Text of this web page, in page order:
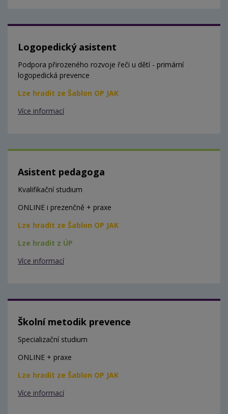
Logopedický asistent
Podpora přirozeného rozvoje řeči u dětí - primární
logopedická prevence
Lze hradit ze Šablon OP JAK
Více informací
Asistent pedagoga
Kvalifikační studium
ONLINE i prezenčně + praxe
Lze hradit ze Šablon OP JAK
Lze hradit z ÚP
Více informací
Školní metodik prevence
Specializační studium
ONLINE + praxe
Lze hradit ze Šablon OP JAK
Více informací